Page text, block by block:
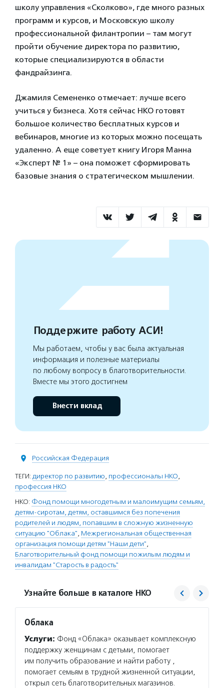
школу управления «Сколково», где много разных
программ и курсов, и Московскую школу
профессиональной филантропии – там могут
пройти обучение директора по развитию,
которые специализируются в области
фандрайзинга.
Джамиля Семененко отмечает: лучше всего
учиться у бизнеса. Хотя сейчас НКО готовят
большое количество бесплатных курсов и
вебинаров, многие из которых можно посещать
удаленно. А еще советует книгу Игоря Манна
«Эксперт № 1» – она поможет сформировать
базовые знания о стратегическом мышлении.
Поддержите работу АСИ!
Мы работаем, чтобы у вас была актуальная
информация и полезные материалы
по любому вопросу в благотворительности.
Вместе мы этого достигнем
Внести вклад
Российская Федерация
ТЕГИ: директор по развитию, профессионалы НКО,
профессия НКО
НКО: Фонд помощи многодетным и малоимущим семьям,
детям-сиротам, детям, оставшимся без попечения
родителей и людям, попавшим в сложную жизненную
ситуацию "Облака", Межрегиональная общественная
организация помощи детям "Наши дети",
Благотворительный фонд помощи пожилым людям и
инвалидам "Старость в радость"
Узнайте больше в каталоге НКО
Облака
Услуги: Фонд «Облака» оказывает комплексную
поддержку женщинам с детьми, помогает
им получить образование и найти работу ,
помогает семьям в трудной жизненной ситуации,
открыл сеть благотворительных магазинов.